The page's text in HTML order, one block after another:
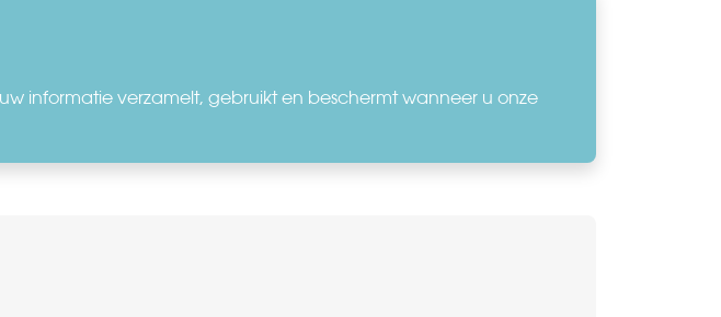
informatie verzamelt, gebruikt en beschermt wanneer u onze